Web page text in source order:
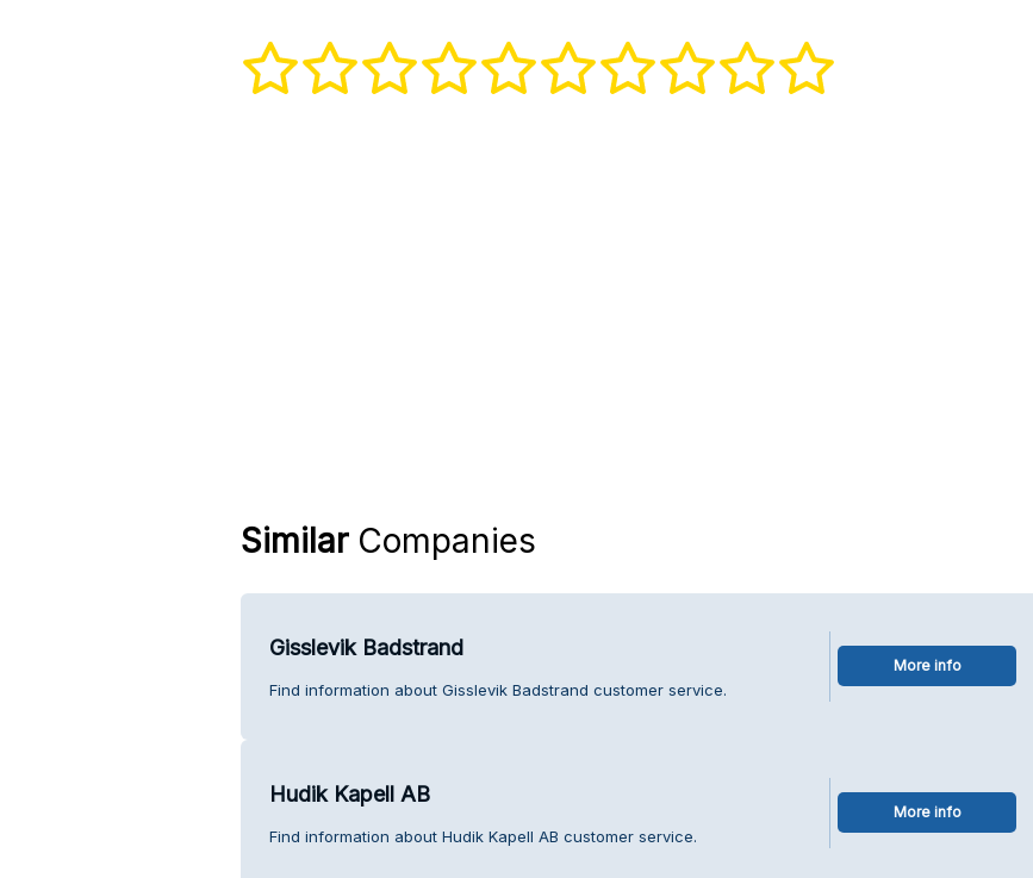
SimilarCompanies
Gisslevik Badstrand
Find information about Gisslevik Badstrand customer service.
More info
Hudik Kapell AB
Find information about Hudik Kapell AB customer service.
More info